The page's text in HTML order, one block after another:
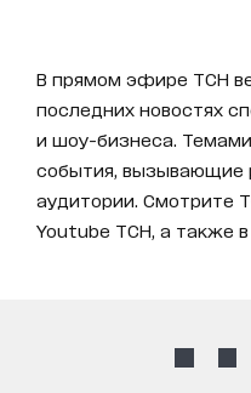
В прямом эфире ТСН
последних новостях
и шоу-бизнеса.
события, вызывающие
аудитории. Смотрите
Youtube ТСН, а также